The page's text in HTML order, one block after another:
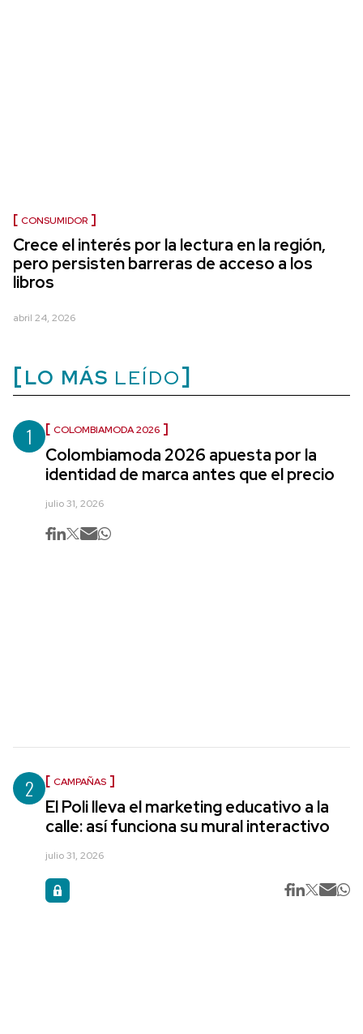
CONSUMIDOR
Crece el interés por la lectura en la región,
pero persisten barreras de acceso a los
libros
abril 24, 2026
LO MÁS LEÍDO
1 COLOMBIAMODA 2026
Colombiamoda 2026 apuesta por la
identidad de marca antes que el precio
julio 31, 2026
2 CAMPAÑAS
El Poli lleva el marketing educativo a la
calle: así funciona su mural interactivo
julio 31, 2026